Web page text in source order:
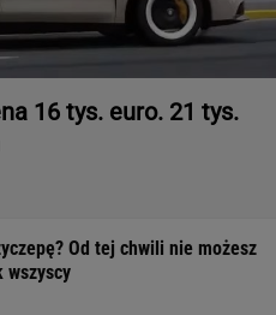
16 tys. euro. 21 tys.
Od tej chwili nie możesz
wszyscy